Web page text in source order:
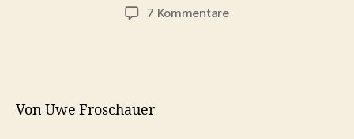
7 Kommentarezu
Von Uwe Froschauer